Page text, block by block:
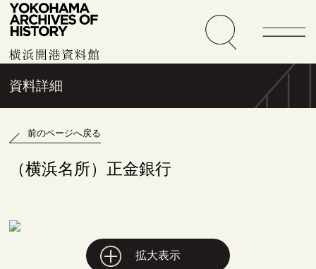
資料詳細
前のページへ戻る
（横浜名所）正金銀行
拡大表示